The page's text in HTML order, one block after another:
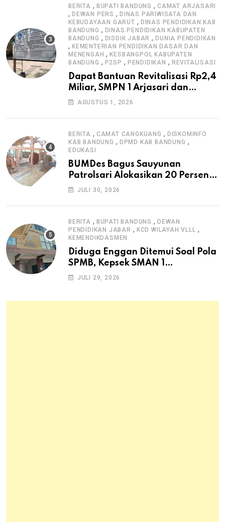
BERITA , BUPATI BANDUNG ,CAMAT ARJASARI
, DEWAN PERS , DINAS PARIWISATA DAN
KEBUDAYAAN GARUT , DINAS PENDIDIKAN KAB
BANDUNG , DINAS PENDIDIKAN KABUPATEN
BANDUNG , DISDIK JABAR ,DUNIA PENDIDIKAN
, KEMENTERIAN PENDIDIKAN DASAR DAN
MENENGAH ,KESBANGPOL KABUPATEN
BANDUNG , P2SP , PENDIDIKAN , REVITALISASI
Dapat Bantuan Revitalisasi Rp2,4
Miliar, SMPN 1 Arjasari dan
Masyarakat Sambut Antusias
AGUSTUS 1, 2026
BERITA , CAMAT CANGKUANG , DISKOMINFO
KAB BANDUNG , DPMD KAB BANDUNG ,
EDUKASI
BUMDes Bagus Sauyunan
Patrolsari Alokasikan 20 Persen
Dana Desa untuk Ketahanan
JULI 30, 2026
BERITA , BUPATI BANDUNG ,DEWAN
PENDIDIKAN JABAR , KCD WILAYAH VLLL ,
KEMENDIKDASMEN
Diduga Enggan Ditemui Soal Pola
SPMB, Kepsek SMAN 1
Dayeuhkolot Dikeluhkan Orang
JULI 29, 2026